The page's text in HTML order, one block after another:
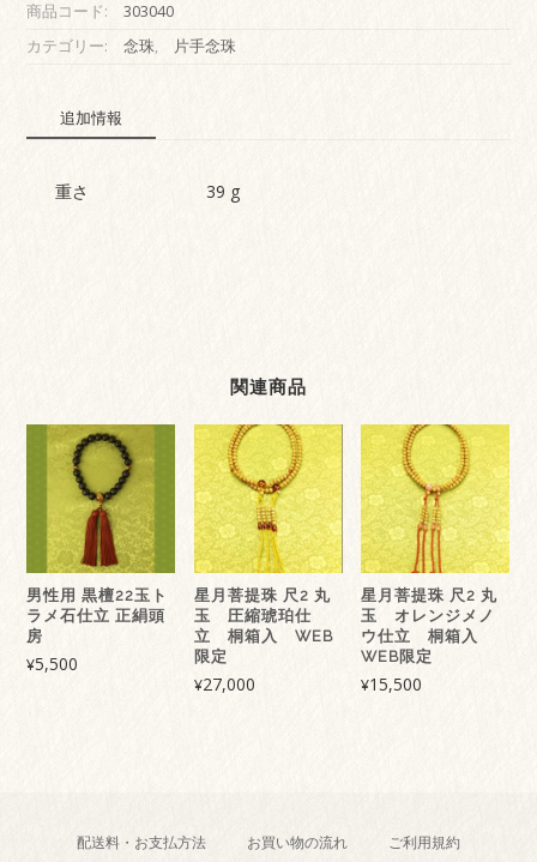
晶
ピ
正
商品コード:
303040
カテゴリー:
念珠, 片手念珠
追加情報
重さ 39 g
関連商品
男性用 黒檀22玉ト
ラメ石仕立 正絹頭
房
¥5,500
星月菩提珠 尺2 丸
玉 圧縮琥珀仕
立 桐箱入 WEB
限定
¥27,000
星月菩提珠 尺2 丸
玉 オレンジメノ
ウ仕立 桐箱入
WEB限定
¥15,500
配送料・お支払方法 お買い物の流れ
ご利用規約